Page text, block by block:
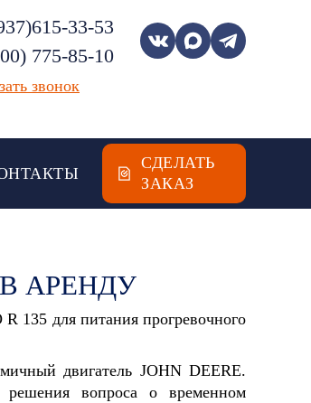
33-53
775-85-10
звонок
СДЕЛАТЬ
ЗАКАЗ
АРЕНДУ
135 для питания прогревочного
двигатель JOHN DEERE.
вопроса о временном